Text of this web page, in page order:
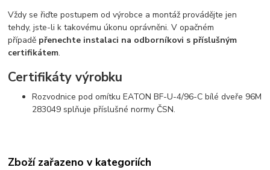
Vždy se řiďte postupem od výrobce a montáž provádějte jen
tehdy, jste-li k takovému úkonu oprávněni. V opačném
případě přenechte instalaci na odborníkovi s příslušným
certifikátem.
Certifikáty výrobku
Rozvodnice pod omítku EATON BF-U-4/96-C bílé dveře 96M
283049 splňuje příslušné normy ČSN.
Zboží zařazeno v kategoriích